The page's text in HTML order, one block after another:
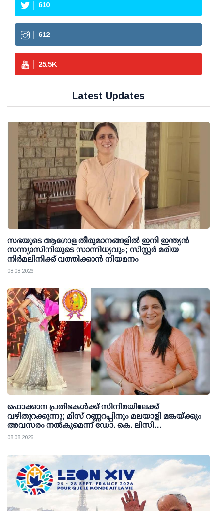
610
612
25.5K
Latest Updates
സഭയുടെ ആഗോള തീരുമാനങ്ങളിൽ ഇനി ഇന്ത്യൻ
സന്ന്യാസിനിയുടെ സാന്നിധ്യവും; സിസ്റ്റർ മരിയ
നിർമലിനിക്ക് വത്തിക്കാൻ നിയമനം
08 08 2026
ഫൊക്കാന പ്രതിഭകള്‍ക്ക് സിനിമയിലേക്ക്
വഴിതുറക്കുന്നു; മിസ് റണ്ണറപ്പിനും മലയാളി മങ്കയ്ക്കും
അവസരം നല്‍കുമെന്ന് ഡോ. കെ. ലിസി
ഫെര്‍ണാണ്ടസ്
08 08 2026